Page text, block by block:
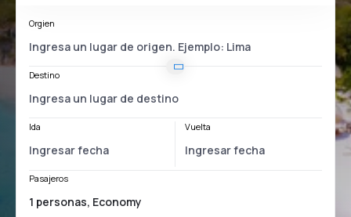
Orgien
Destino
Ida Vuelta
Pasajeros